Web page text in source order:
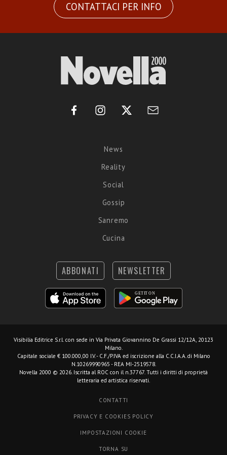
CONTATTACI PER INFO
News
Reality
Social
Gossip
Sanremo
Cucina
ABBONATI NEWSLETTER
Visibilia Editrice S.r.l. con sede in Via Privata Giovannino De Grassi 12/12A, 20123
Milano.
Capitale sociale € 100.000,00 I.V. - C.F./P.IVA ed iscrizione alla C.C.I.A.A. di Milano
N.10269990965 - REA MI-2519578.
Novella 2000 © 2026. Iscritta al ROC con il n.37767. Tutti i diritti di proprietà
letteraria ed artistica riservati.
CONTATTI
PRIVACY E COOKIES POLICY
IMPOSTAZIONI COOKIE
TORNA SU